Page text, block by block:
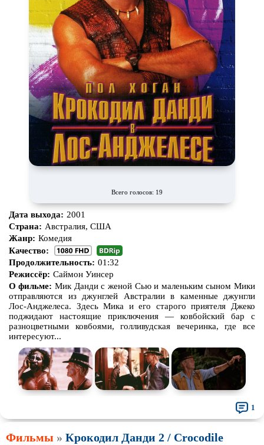
Всего голосов: 19
Дата выхода: 2001
Страна: Австралия, США
Жанр: Комедия
Качество:
Продолжительность: 01:32
Режиссёр: Саймон Уинсер
О фильме: Мик Данди с женой Сью и маленьким сыном Мики
отправляются из джунглей Австралии в каменные джунгли
Лос-Анджелеса. Здесь Мика и его старого приятеля Джеко
поджидают настоящие приключения — ковбойский бар с
разноцветными ковбоями, голливудская вечеринка, где все
интересуют...
1
Фильмы » Крокодил Данди 2 / Crocodile